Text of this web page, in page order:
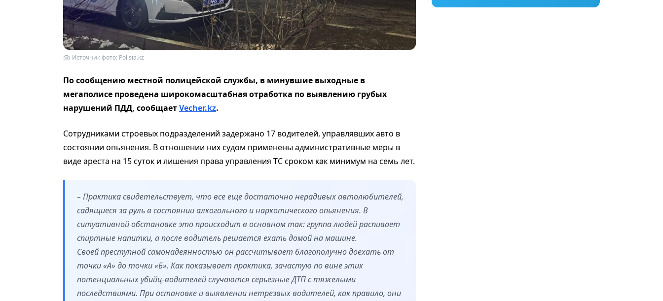
Источник фото: Polisia.kz
По сообщению местной полицейской службы, в минувшие выходные в
мегаполисе проведена широкомасштабная отработка по выявлению грубых
нарушений ПДД, сообщаетVecher.kz.
Сотрудниками строевых подразделений задержано 17 водителей, управлявших авто в
состоянии опьянения. В отношении них судом применены административные меры в
виде ареста на 15 суток и лишения права управления ТС сроком как минимум на семь лет.
– Практика свидетельствует, что все еще достаточно нерадивых автолюбителей,
садящиеся за руль в состоянии алкогольного и наркотического опьянения. В
ситуативной обстановке это происходит в основном так: группа людей распивает
спиртные напитки, а после водитель решается ехать домой на машине.
Своей преступной самонадеянностью он рассчитывает благополучно доехать от
точки «А» до точки «Б». Как показывает практика, зачастую по вине этих
потенциальных убийц-водителей случаются серьезные ДТП с тяжелыми
последствиями. При остановке и выявлении нетрезвых водителей, как правило, они